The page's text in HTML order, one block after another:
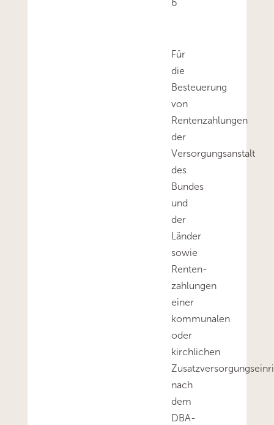
6
Für
die
Besteuerung
von
Rentenzahlungen
der
Versorgungsanstalt
des
Bundes
und
der
Länder
sowie
Renten­
zahlungen
einer
kommunalen
oder
kirchlichen
nach
dem
DBA-